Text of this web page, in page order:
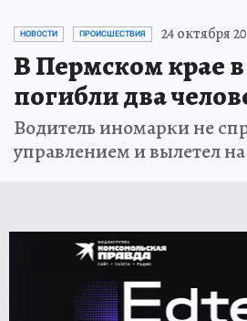
НОВОСТИ ПРОИСШЕСТВИЯ 24 октября
В Пермском крае
погибли два
Водитель иномарки не
управлением и вылетел на